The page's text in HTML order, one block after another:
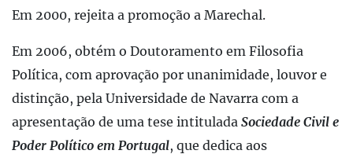
Em 2000, rejeita a promoção a Marechal.
Em 2006, obtém o Doutoramento em Filosofia
Política, com aprovação por unanimidade, louvor e
distinção, pela Universidade de Navarra com a
apresentação de uma tese intitulada Sociedade Civil e
Poder Político em Portugal, que dedica aos